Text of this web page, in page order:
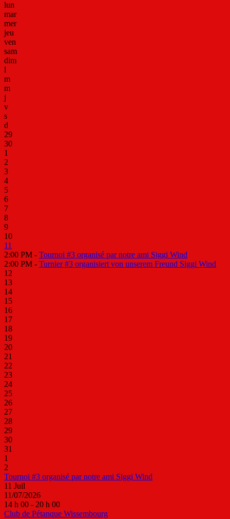
lun
mar
mer
jeu
ven
sam
dim
l
m
m
j
v
s
d
29
30
1
2
3
4
5
6
7
8
9
10
11
2:00 PM - Tournoi #3 organisé par notre ami Siggi Wind
2:00 PM - Turnier #3 organisiert von unserem Freund Siggi Wind
12
13
14
15
16
17
18
19
20
21
22
23
24
25
26
27
28
29
30
31
1
2
Tournoi #3 organisé par notre ami Siggi Wind
11 Juil
11/07/2026
14 h 00 - 20 h 00
Club de Pétanque Wissembourg